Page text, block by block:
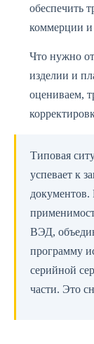
обеспечить
коммерции и
Что нужно
изделии и
оцениваем,
Типовая
успевает к
ВЭД,
программу
серийной
части. Это